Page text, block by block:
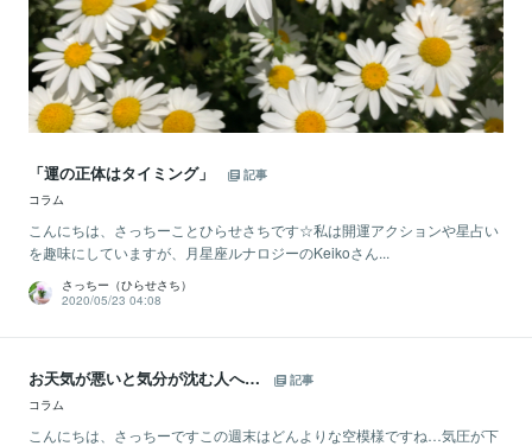
「運の正体はタイミング」
記事
コラム
こんにちは、さっちーことひらせさちです☆私は開運アクションや星占い
を趣味にしていますが、月星座ルナロジーのKeikoさん...
さっちー（ひらせさち）
2020/05/23 04:08
お天気が悪いと気分が沈む人へ…
記事
コラム
こんにちは、さっちーですこの週末はどんよりな空模様ですね…気圧が下